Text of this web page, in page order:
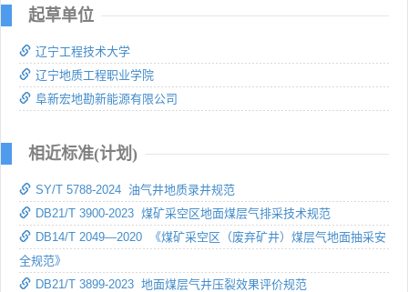
起草单位
辽宁工程技术大学
辽宁地质工程职业学院
阜新宏地勘新能源有限公司
相近标准(计划)
SY/T 5788-2024 油气井地质录井规范
DB21/T 3900-2023 煤矿采空区地面煤层气排采技术规范
DB14/T 2049—2020 《煤矿采空区（废弃矿井）煤层气地面抽采安
全规范》
DB21/T 3899-2023 地面煤层气井压裂效果评价规范